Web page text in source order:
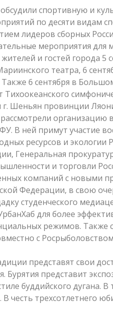
спортивную и
по десяти видам
лидеров сборных
мероприятия
и гостей города 5
театра, 6
6 сентября в
г. Шеньян провинции
В ней примут участие
ресурсов и
Генеральная
и торговли
компаний с новыми
Федерации, в свою
студенческого
для более
режимов. Также
с
представят свои
Бурятия представит
буддийского
честь трехсотлетнего